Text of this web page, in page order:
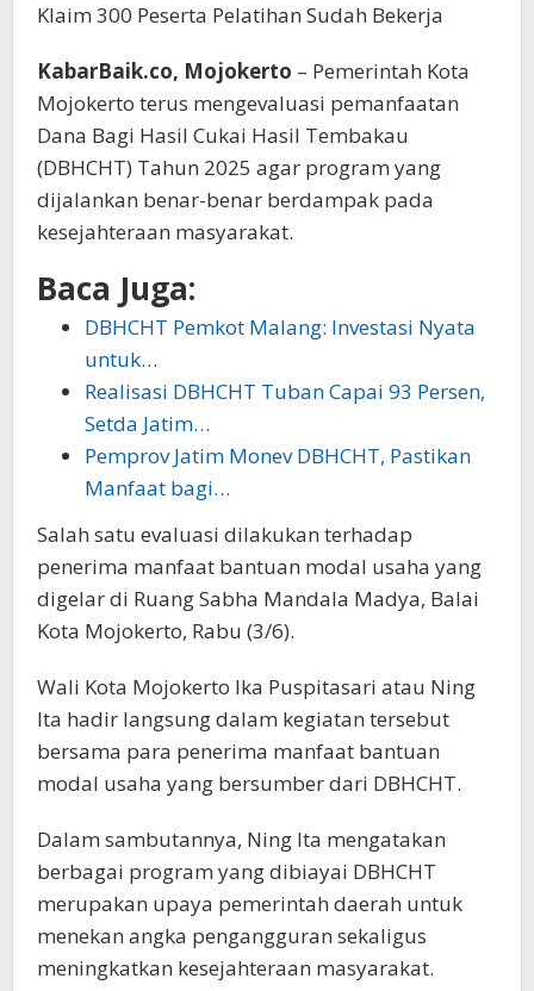
Klaim 300 Peserta Pelatihan Sudah Bekerja
KabarBaik.co, Mojokerto – Pemerintah Kota
Mojokerto terus mengevaluasi pemanfaatan
Dana Bagi Hasil Cukai Hasil Tembakau
(DBHCHT) Tahun 2025 agar program yang
dijalankan benar-benar berdampak pada
kesejahteraan masyarakat.
Baca Juga:
DBHCHT Pemkot Malang: Investasi Nyata
untuk…
Realisasi DBHCHT Tuban Capai 93 Persen,
Setda Jatim…
Pemprov Jatim Monev DBHCHT, Pastikan
Manfaat bagi…
Salah satu evaluasi dilakukan terhadap
penerima manfaat bantuan modal usaha yang
digelar di Ruang Sabha Mandala Madya, Balai
Kota Mojokerto, Rabu (3/6).
Wali Kota Mojokerto Ika Puspitasari atau Ning
Ita hadir langsung dalam kegiatan tersebut
bersama para penerima manfaat bantuan
modal usaha yang bersumber dari DBHCHT.
Dalam sambutannya, Ning Ita mengatakan
berbagai program yang dibiayai DBHCHT
merupakan upaya pemerintah daerah untuk
menekan angka pengangguran sekaligus
meningkatkan kesejahteraan masyarakat.